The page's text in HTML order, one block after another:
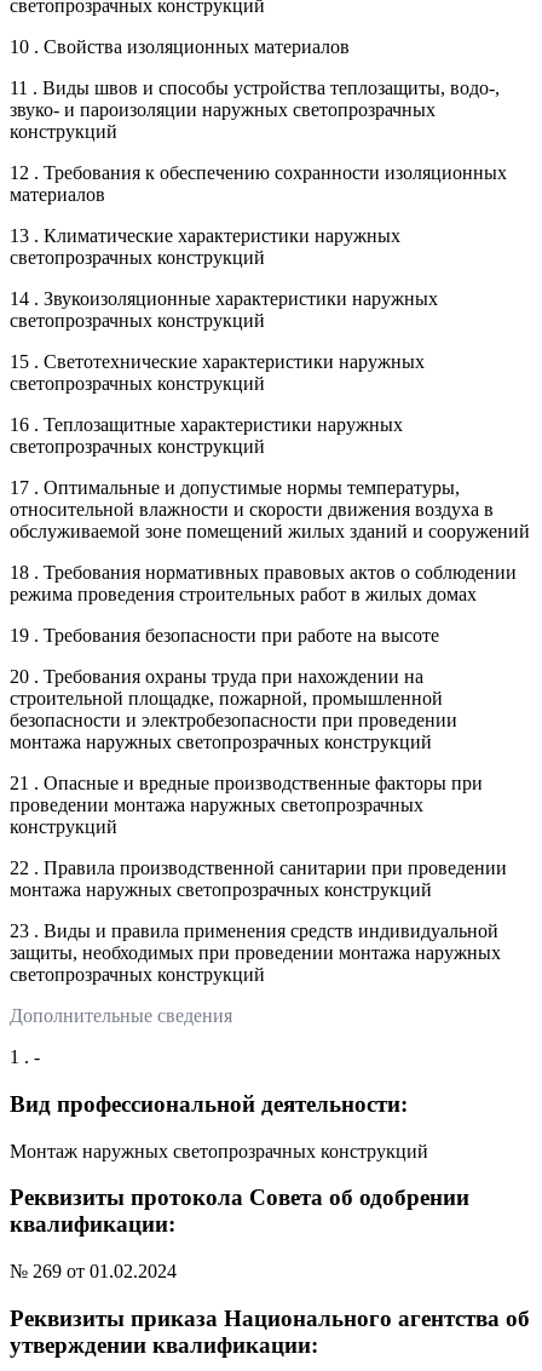
светопрозрачных конструкций
10 . Свойства изоляционных материалов
11 . Виды швов и способы устройства теплозащиты, водо-,
звуко- и пароизоляции наружных светопрозрачных
конструкций
12 . Требования к обеспечению сохранности изоляционных
материалов
13 . Климатические характеристики наружных
светопрозрачных конструкций
14 . Звукоизоляционные характеристики наружных
светопрозрачных конструкций
15 . Светотехнические характеристики наружных
светопрозрачных конструкций
16 . Теплозащитные характеристики наружных
светопрозрачных конструкций
17 . Оптимальные и допустимые нормы температуры,
относительной влажности и скорости движения воздуха в
обслуживаемой зоне помещений жилых зданий и сооружений
18 . Требования нормативных правовых актов о соблюдении
режима проведения строительных работ в жилых домах
19 . Требования безопасности при работе на высоте
20 . Требования охраны труда при нахождении на
строительной площадке, пожарной, промышленной
безопасности и электробезопасности при проведении
монтажа наружных светопрозрачных конструкций
21 . Опасные и вредные производственные факторы при
проведении монтажа наружных светопрозрачных
конструкций
22 . Правила производственной санитарии при проведении
монтажа наружных светопрозрачных конструкций
23 . Виды и правила применения средств индивидуальной
защиты, необходимых при проведении монтажа наружных
светопрозрачных конструкций
Дополнительные сведения
1 . -
Вид профессиональной деятельности:
Монтаж наружных светопрозрачных конструкций
Реквизиты протокола Совета об одобрении
квалификации:
№ 269 от 01.02.2024
Реквизиты приказа Национального агентства об
утверждении квалификации: